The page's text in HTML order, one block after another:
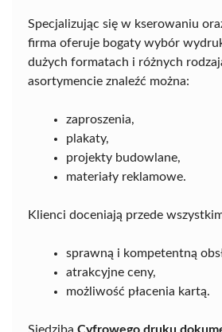
Specjalizując się w kserowaniu
firma oferuje bogaty wybór
dużych formatach i różnych
asortymencie znaleźć można:
zaproszenia,
plakaty,
projekty budowlane,
materiały reklamowe.
Klienci doceniają przede
sprawną i kompetentną
atrakcyjne ceny,
możliwość płacenia kartą.